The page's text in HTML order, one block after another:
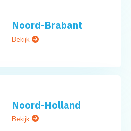
Noord-Brabant
Bekijk
Noord-Holland
Bekijk